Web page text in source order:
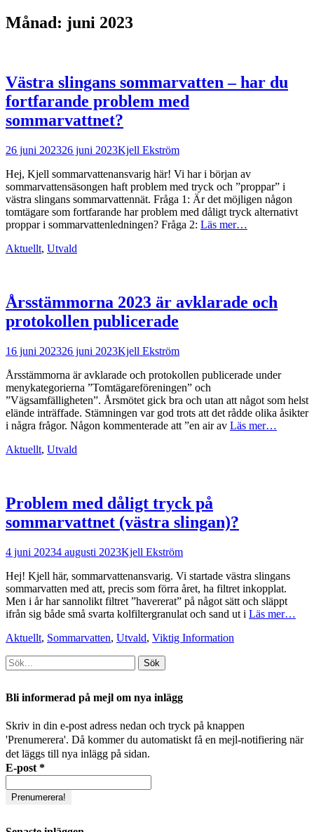
Månad: juni 2023
Västra slingans sommarvatten – har du
fortfarande problem med
sommarvattnet?
Postades
26 juni 202326 juni 2023Författare
Kjell Ekström
Hej, Kjell sommarvattenansvarig här! Vi har i början av
sommarvattensäsongen haft problem med tryck och ”proppar” i
västra slingans sommarvattennät. Fråga 1: Är det möjligen någon
tomtägare som fortfarande har problem med dåligt tryck alternativt
proppar i sommarvattenledningen? Fråga 2: Läs mer…
Kategorier
Aktuellt, Utvald
Årsstämmorna 2023 är avklarade och
protokollen publicerade
Postades
16 juni 202326 juni 2023Författare
Kjell Ekström
Årsstämmorna är avklarade och protokollen publicerade under
menykategorierna ”Tomtägareföreningen” och
”Vägsamfälligheten”. Årsmötet gick bra och utan att något som helst
elände inträffade. Stämningen var god trots att det rådde olika åsikter
i några frågor. Någon kommenterade att ”en air av Läs mer…
Kategorier
Aktuellt, Utvald
Problem med dåligt tryck på
sommarvattnet (västra slingan)?
Postades
4 juni 20234 augusti 2023Författare
Kjell Ekström
Hej! Kjell här, sommarvattenansvarig. Vi startade västra slingans
sommarvatten med att, precis som förra året, ha filtret inkopplat.
Men i år har sannolikt filtret ”havererat” på något sätt och släppt
ifrån sig både små svarta kolfiltergranulat och sand ut i Läs mer…
Kategorier
Aktuellt, Sommarvatten, Utvald, Viktig Information
Sök
efter:
Bli informerad på mejl om nya inlägg
Skriv in din e-post adress nedan och tryck på knappen
'Prenumerera'. Då kommer du automatiskt få en mejl-notifiering när
det läggs till nya inlägg på sidan.
E-post *